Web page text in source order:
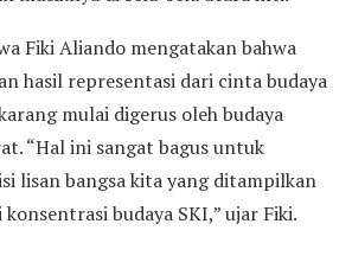
Fiki Aliando mengatakan bahwa
hasil representasi dari cinta budaya
mulai digerus oleh budaya
“Hal ini sangat bagus untuk
lisan bangsa kita yang ditampilkan
budaya SKI,” ujar Fiki.